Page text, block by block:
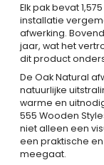
Elk pak bevat
installatie
afwerking.
jaar, wat het
dit product
De Oak Natural
natuurlijke
warme en
555 Wooden
niet alleen een
een praktische
meegaat.